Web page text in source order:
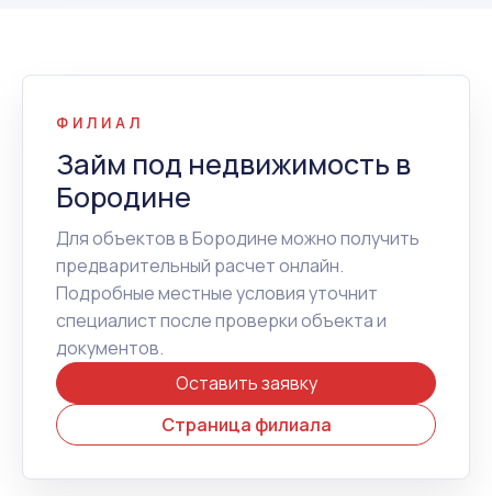
ФИЛИАЛ
Займ под недвижимость в
Бородине
Для объектов в Бородине можно получить
предварительный расчет онлайн.
Подробные местные условия уточнит
специалист после проверки объекта и
документов.
Оставить заявку
Страница филиала